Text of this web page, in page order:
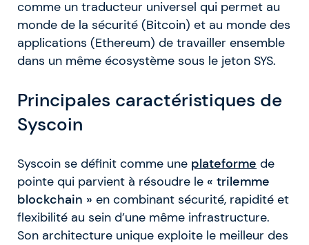
comme un traducteur universel qui permet au
monde de la sécurité (Bitcoin) et au monde des
applications (Ethereum) de travailler ensemble
dans un même écosystème sous le jeton SYS.
Principales caractéristiques de
Syscoin
Syscoin se définit comme une plateforme de
pointe qui parvient à résoudre le « trilemme
blockchain » en combinant sécurité, rapidité et
flexibilité au sein d’une même infrastructure.
Son architecture unique exploite le meilleur des